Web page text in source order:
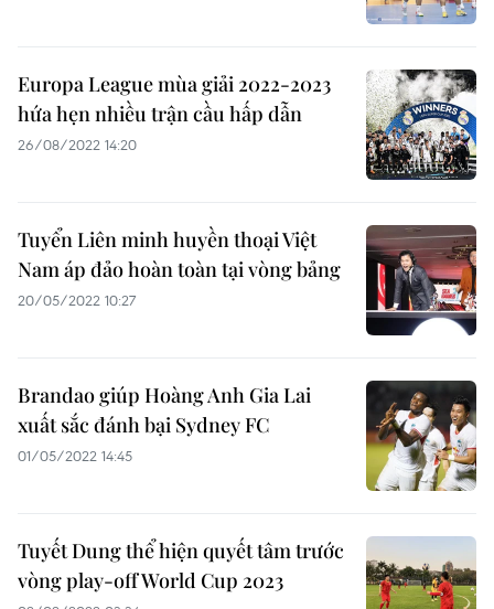
Europa League mùa giải 2022-2023
hứa hẹn nhiều trận cầu hấp dẫn
26/08/2022 14:20
Tuyển Liên minh huyền thoại Việt
Nam áp đảo hoàn toàn tại vòng bảng
20/05/2022 10:27
Brandao giúp Hoàng Anh Gia Lai
xuất sắc đánh bại Sydney FC
01/05/2022 14:45
Tuyết Dung thể hiện quyết tâm trước
vòng play-off World Cup 2023